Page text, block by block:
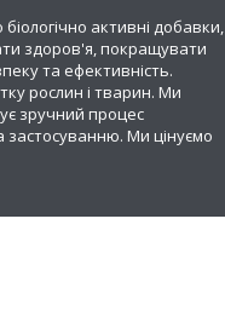
активні добавки,
здоров'я, покращувати
та ефективність.
рослин і тварин. Ми
зручний процес
застосуванню. Ми цінуємо